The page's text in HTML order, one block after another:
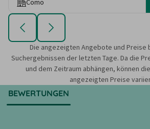
Como
Die angezeigten Angebote und Preise
Suchergebnissen der letzten Tage. Da die
und dem Zeitraum abhängen, können
angezeigten Preise
BEWERTUNGEN